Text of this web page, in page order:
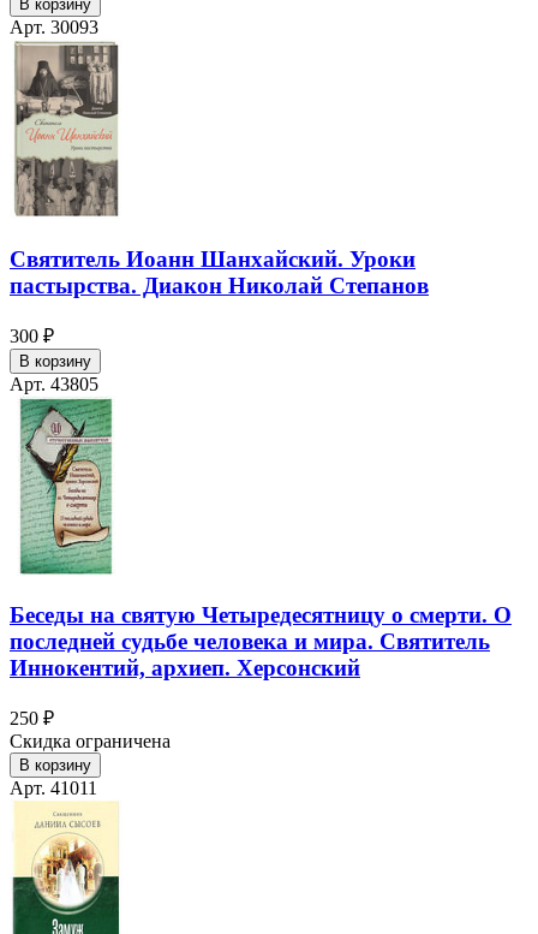
В корзину
Арт. 30093
Святитель Иоанн Шанхайский. Уроки
пастырства. Диакон Николай Степанов
300 ₽
В корзину
Арт. 43805
Беседы на святую Четыредесятницу о смерти. О
последней судьбе человека и мира. Святитель
Иннокентий, архиеп. Херсонский
250 ₽
Скидка ограничена
В корзину
Арт. 41011